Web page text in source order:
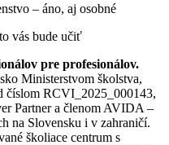
– áno, aj osobné
vás bude učiť
pre profesionálov.
Ministerstvom školstva,
číslom RCVI_2025_000143,
Partner a členom AVIDA –
na Slovensku i v zahraničí.​​​​​​​​​​​​​​​​
školiace centrum s